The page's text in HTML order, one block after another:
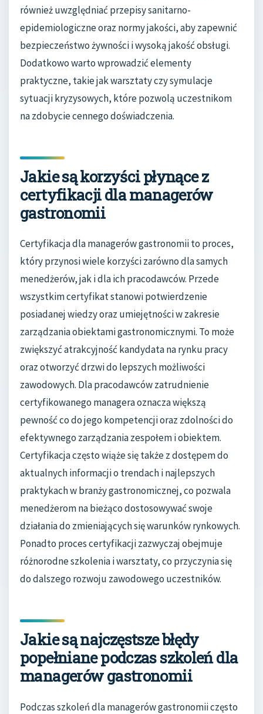
również uwzględniać przepisy sanitarno-
epidemiologiczne oraz normy jakości, aby zapewnić
bezpieczeństwo żywności i wysoką jakość obsługi.
Dodatkowo warto wprowadzić elementy
praktyczne, takie jak warsztaty czy symulacje
sytuacji kryzysowych, które pozwolą uczestnikom
na zdobycie cennego doświadczenia.
Jakie są korzyści płynące z
certyfikacji dla managerów
gastronomii
Certyfikacja dla managerów gastronomii to proces,
który przynosi wiele korzyści zarówno dla samych
menedżerów, jak i dla ich pracodawców. Przede
wszystkim certyfikat stanowi potwierdzenie
posiadanej wiedzy oraz umiejętności w zakresie
zarządzania obiektami gastronomicznymi. To może
zwiększyć atrakcyjność kandydata na rynku pracy
oraz otworzyć drzwi do lepszych możliwości
zawodowych. Dla pracodawców zatrudnienie
certyfikowanego managera oznacza większą
pewność co do jego kompetencji oraz zdolności do
efektywnego zarządzania zespołem i obiektem.
Certyfikacja często wiąże się także z dostępem do
aktualnych informacji o trendach i najlepszych
praktykach w branży gastronomicznej, co pozwala
menedżerom na bieżąco dostosowywać swoje
działania do zmieniających się warunków rynkowych.
Ponadto proces certyfikacji zazwyczaj obejmuje
różnorodne szkolenia i warsztaty, co przyczynia się
do dalszego rozwoju zawodowego uczestników.
Jakie są najczęstsze błędy
popełniane podczas szkoleń dla
managerów gastronomii
Podczas szkoleń dla managerów gastronomii często